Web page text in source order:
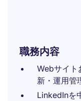
職務内容
Webサイト
新・運用管
LinkedInを